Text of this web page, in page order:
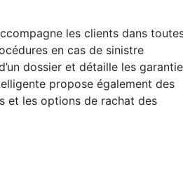
les clients dans
en cas de sinistre
dossier et détaille les
propose également des
et les options de rachat des